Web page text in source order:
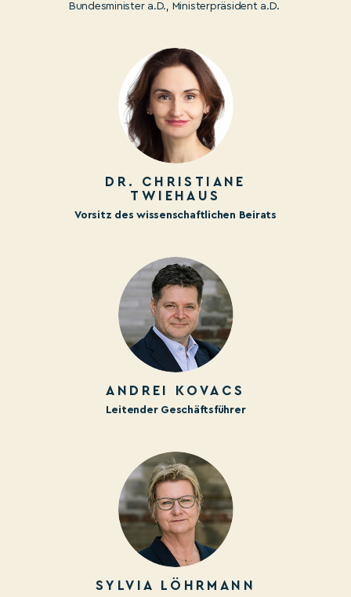
Bundesminister a.D., Ministerpräsident a.D.
DR. CHRISTIANE
TWIEHAUS
Vorsitz des wissenschaftlichen Beirats
ANDREI KOVACS
Leitender Geschäftsführer
SYLVIA LÖHRMANN